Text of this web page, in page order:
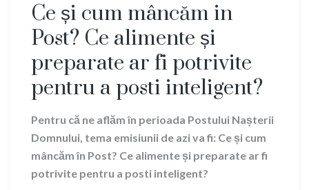
Ce și cum mâncăm in
Post? Ce alimente și
preparate ar fi potrivite
pentru a posti inteligent?
Pentru că ne aflăm în perioada Postului Nașterii
Domnului, tema emisiunii de azi va fi: Ce și cum
mâncăm în Post? Ce alimente și preparate ar fi
potrivite pentru a posti inteligent?